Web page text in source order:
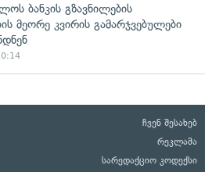
ბანკის გზავნილების
მეორე კვირის გამარჯვებულები
ჩვენ შესახებ
რეკლამა
სარედაქციო კოდექსი